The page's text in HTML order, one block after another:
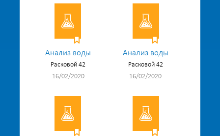
Анализ воды
Расковой 42
16/02/2020
Анализ воды
Расковой 42
16/02/2020